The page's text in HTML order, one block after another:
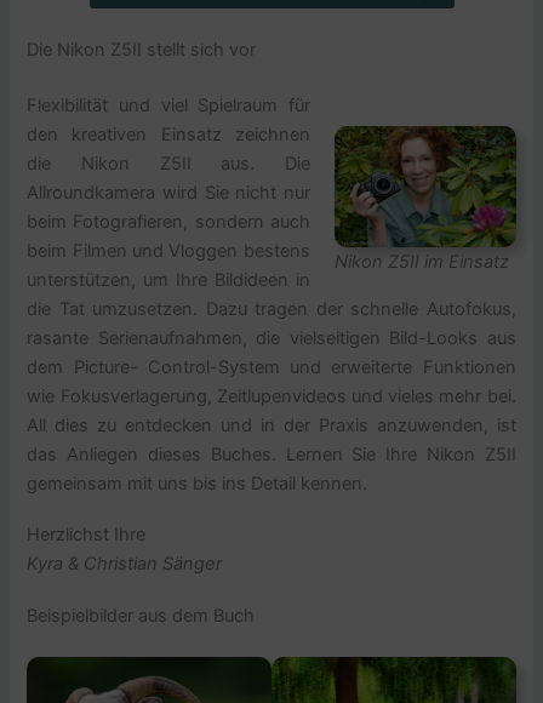
Die Nikon Z5II stellt sich vor
Nikon Z5II im Einsatz
Flexibilität und viel Spielraum für
den kreativen Einsatz zeichnen
die Nikon Z5II aus. Die
Allroundkamera wird Sie nicht nur
beim Fotografieren, sondern auch
beim Filmen und Vloggen bestens
unterstützen, um Ihre Bildideen in
die Tat umzusetzen. Dazu tragen der schnelle Autofokus,
rasante Serienaufnahmen, die vielseitigen Bild-Looks aus
dem Picture- Control-System und erweiterte Funktionen
wie Fokusverlagerung, Zeitlupenvideos und vieles mehr bei.
All dies zu entdecken und in der Praxis anzuwenden, ist
das Anliegen dieses Buches. Lernen Sie Ihre Nikon Z5II
gemeinsam mit uns bis ins Detail kennen.
Herzlichst Ihre
Kyra & Christian Sänger
Beispielbilder aus dem Buch